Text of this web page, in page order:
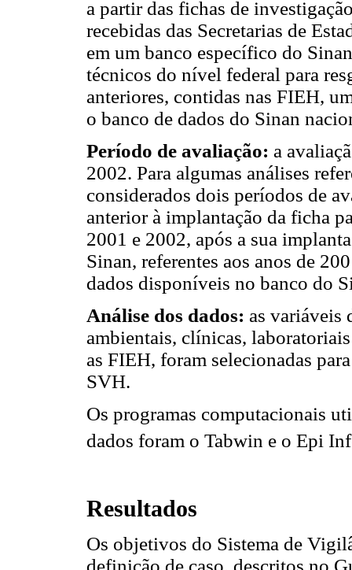
a partir das fichas de
recebidas das Secretarias de
em um banco específico do
técnicos do nível federal para
anteriores, contidas nas FIEH,
o banco de dados do Sinan
Período de avaliação: a
2002. Para algumas análises
considerados dois períodos de
anterior à implantação da ficha
2001 e 2002, após a sua
Sinan, referentes aos anos de
dados disponíveis no banco do
Análise dos dados: as variáveis
ambientais, clínicas,
as FIEH, foram selecionadas
SVH.
Os programas computacionais
dados foram o Tabwin e o Epi
Resultados
Os objetivos do Sistema de